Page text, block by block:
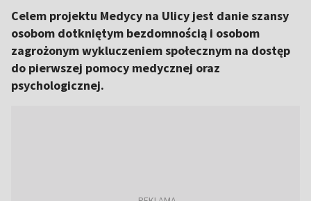
Celem projektu Medycy na Ulicy jest danie szansy
osobom dotkniętym bezdomnością i osobom
zagrożonym wykluczeniem społecznym na dostęp
do pierwszej pomocy medycznej oraz
psychologicznej.